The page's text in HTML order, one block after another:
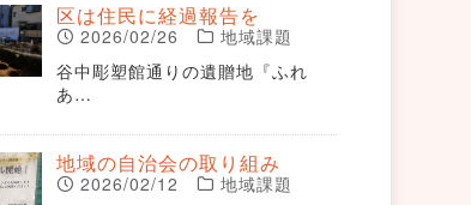
区は住民に経過報告を
2026/02/26
地域課題
谷中彫塑館通りの遺贈地『ふれ
あ…
地域の自治会の取り組み
2026/02/12
地域課題